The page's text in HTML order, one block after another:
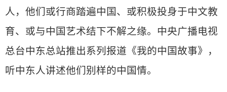
人，他们或行商踏遍中国、或积极投身于中文教
育、或与中国艺术结下不解之缘。中央广播电视
总台中东总站推出系列报道《我的中国故事》，
听中东人讲述他们别样的中国情。